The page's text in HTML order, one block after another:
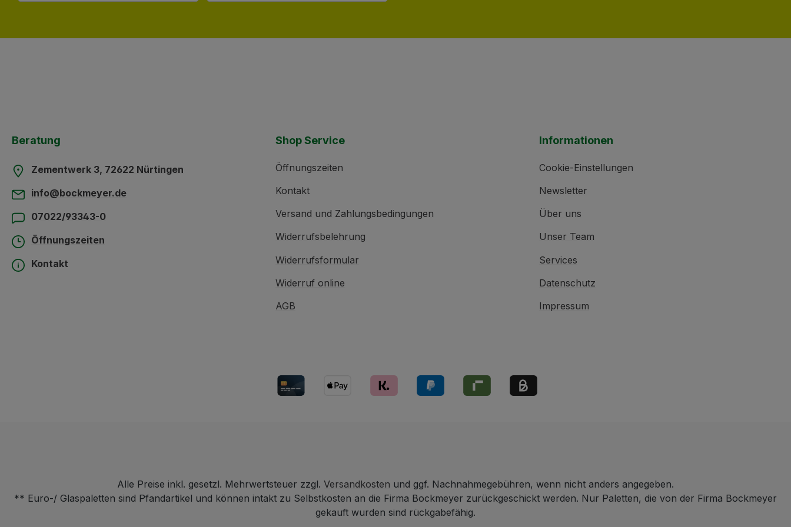
Beratung
Zementwerk 3, 72622 Nürtingen
info@bockmeyer.de
07022/93343-0
Öffnungszeiten
Kontakt
Shop Service
Öffnungszeiten
Kontakt
Versand und Zahlungsbedingungen
Widerrufsbelehrung
Widerrufsformular
Widerruf online
AGB
Informationen
Cookie-Einstellungen
Newsletter
Über uns
Unser Team
Services
Datenschutz
Impressum
Alle Preise inkl. gesetzl. Mehrwertsteuer zzgl. Versandkosten und ggf. Nachnahmegebühren, wenn nicht anders angegeben.
** Euro-/ Glaspaletten sind Pfandartikel und können intakt zu Selbstkosten an die Firma Bockmeyer zurückgeschickt werden. Nur Paletten, die von der Firma Bockmeyer
gekauft wurden sind rückgabefähig.